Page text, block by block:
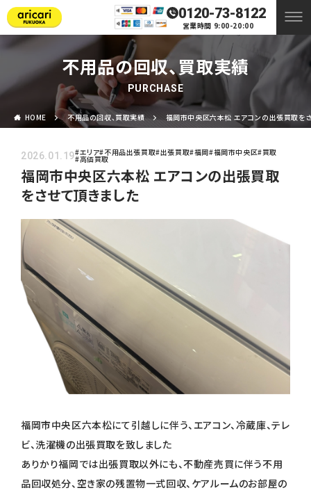
0120-73-8122
営業時間 9:00-20:00
不用品の回収、買取実績
PURCHASE
HOME 不用品の回収、買取実績 福岡市中央区六本松 エアコンの出張買取を
2026.01.19#エリア#不用品出張買取#出張買取#福岡#福岡市中央区#買取
#高価買取
福岡市中央区六本松 エアコンの出張買取
をさせて頂きました
福岡市中央区六本松にて引越しに伴う、エアコン、冷蔵庫、テレ
ビ、洗濯機の出張買取を致しました
ありかり福岡では出張買取以外にも、不動産売買に伴う不用
品回収処分、空き家の残置物一式回収、ケアルームのお部屋の